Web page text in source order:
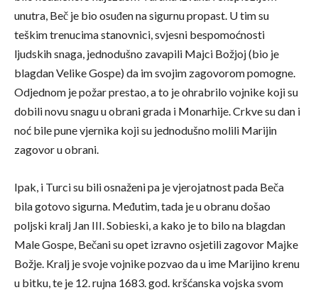
unutra, Beč je bio osuđen na sigurnu propast. U tim su
teškim trenucima stanovnici, svjesni bespomoćnosti
ljudskih snaga, jednodušno zavapili Majci Božjoj (bio je
blagdan Velike Gospe) da im svojim zagovorom pomogne.
Odjednom je požar prestao, a to je ohrabrilo vojnike koji su
dobili novu snagu u obrani grada i Monarhije. Crkve su dan i
noć bile pune vjernika koji su jednodušno molili Marijin
zagovor u obrani.
Ipak, i Turci su bili osnaženi pa je vjerojatnost pada Beča
bila gotovo sigurna. Međutim, tada je u obranu došao
poljski kralj Jan III. Sobieski, a kako je to bilo na blagdan
Male Gospe, Bečani su opet izravno osjetili zagovor Majke
Božje. Kralj je svoje vojnike pozvao da u ime Marijino krenu
u bitku, te je 12. rujna 1683. god. kršćanska vojska svom